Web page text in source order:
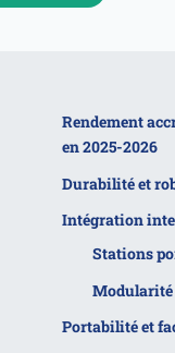
Rendement
en 2025-2026
Durabilité et
Intégration
Stations
Modularité
Portabilité et